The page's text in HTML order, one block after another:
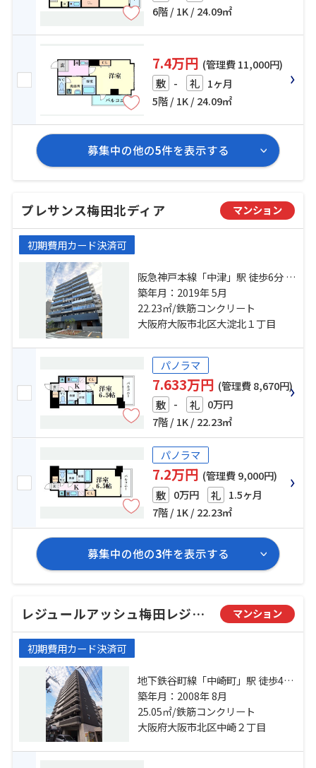
6階 / 1K / 24.09㎡
7.4万円 (管理費 11,000円)
敷 - 礼 1ヶ月
5階 / 1K / 24.09㎡
募集中の他の5件を表示する
プレサンス梅田北ディア マンション
初期費用カード決済可
阪急神戸本線「中津」駅 徒歩6分 東
海道本線「大阪」駅 徒歩15分 地下
鉄御堂筋線「中津」駅 徒歩12分
築年月：2019年 5月
22.23㎡/鉄筋コンクリート
大阪府大阪市北区大淀北１丁目
パノラマ
7.633万円 (管理費 8,670円)
敷 - 礼 0万円
7階 / 1K / 22.23㎡
パノラマ
7.2万円 (管理費 9,000円)
敷 0万円 礼 1.5ヶ月
7階 / 1K / 22.23㎡
募集中の他の3件を表示する
レジュールアッシュ梅田レジデンス マンション
初期費用カード決済可
地下鉄谷町線「中崎町」駅 徒歩4分
地下鉄堺筋線「天神橋筋六丁目」
駅 徒歩5分 阪急神戸本線「大阪梅
田」駅 徒歩15分
築年月：2008年 8月
25.05㎡/鉄筋コンクリート
大阪府大阪市北区中崎２丁目